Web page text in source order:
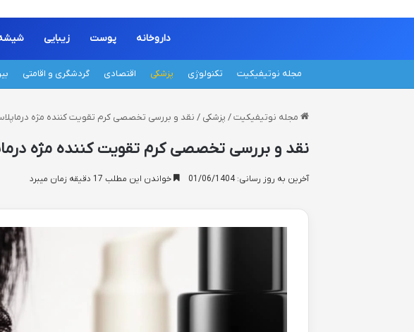
داروخانه پوست زیبایی
مجله نوتیفیکیت تکنولوژی پزشکی اقتصادی گردشگری و اقامتی
مجله نوتیفیکیت / پزشکی / نقد و بررسی تخصصی کرم تقویت کننده مژه
نقد و بررسی تخصصی کرم تقویت کننده مژه
آخرین به روز رسانی: 01/06/1404 خواندن این مطلب 17 دقیقه زمان میبرد